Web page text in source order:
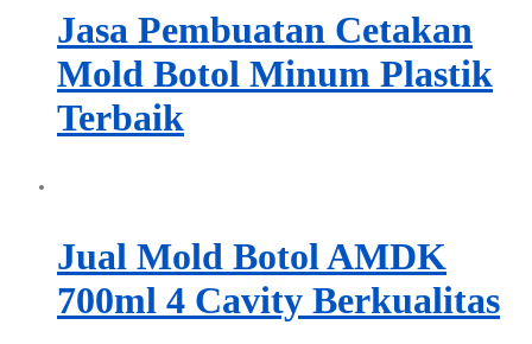
Jasa Pembuatan Cetakan
Mold Botol Minum Plastik
Terbaik
Jual Mold Botol AMDK
700ml 4 Cavity Berkualitas